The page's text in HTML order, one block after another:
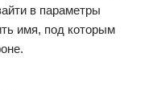
в параметры
имя, под которым